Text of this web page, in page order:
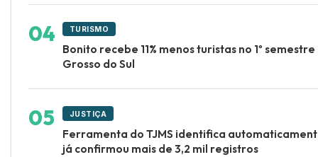
TURISMO
Bonito recebe 11% menos turistas no 1º
Grosso do Sul
JUSTIÇA
Ferramenta do TJMS identifica
já confirmou mais de 3,2 mil registros